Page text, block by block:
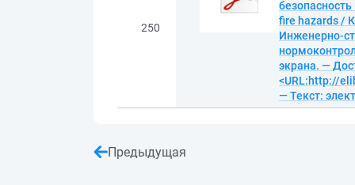
250
fire hazards /
Инженерно-
экрана. —
<URL:http://
— Текст:
Предыдущая